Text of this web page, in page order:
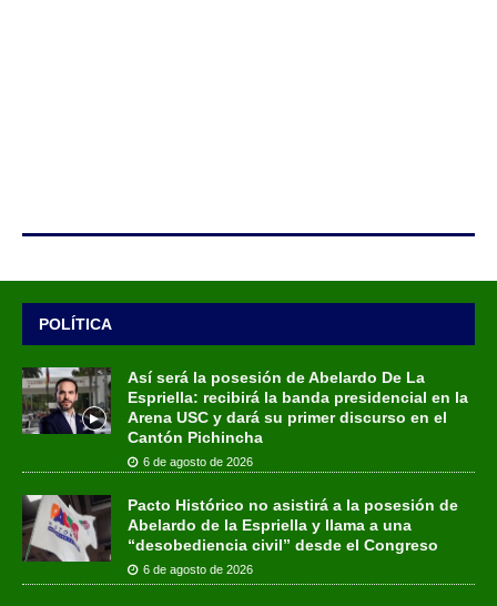
POLÍTICA
Así será la posesión de Abelardo De La
Espriella: recibirá la banda presidencial en la
Arena USC y dará su primer discurso en el
Cantón Pichincha
6 de agosto de 2026
Pacto Histórico no asistirá a la posesión de
Abelardo de la Espriella y llama a una
“desobediencia civil” desde el Congreso
6 de agosto de 2026